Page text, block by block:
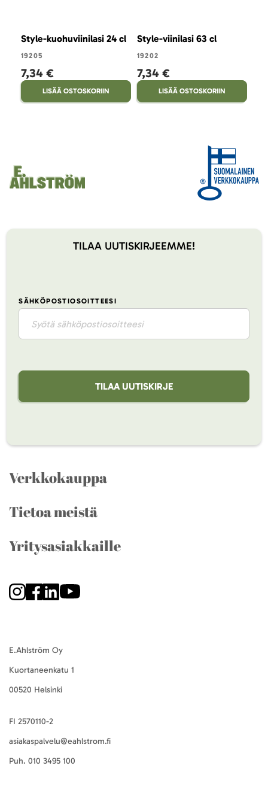
Style-kuohuviinilasi 24 cl
19205
7,34 €
LISÄÄ OSTOSKORIIN
Style-viinilasi 63 cl
19202
7,34 €
LISÄÄ OSTOSKORIIN
TILAA UUTISKIRJEEMME!
SÄHKÖPOSTIOSOITTEESI
TILAA UUTISKIRJE
Verkkokauppa
Tietoa meistä
Yritysasiakkaille
E.Ahlström Oy
Kuortaneenkatu 1
00520 Helsinki
FI 2570110-2
asiakaspalvelu@eahlstrom.fi
Puh. 010 3495 100